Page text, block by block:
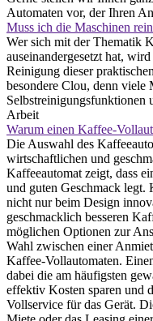
Automaten vor, der Ihren
Muss ich die Maschinen
Wer sich mit der Thematik
auseinandergesetzt hat,
Reinigung dieser
besondere Clou, denn viele
Selbstreinigungsfunktionen
Arbeit
Warum einen Kaffee-
Die Auswahl des
wirtschaftlichen und
Kaffeeautomat zeigt, dass
und guten Geschmack legt.
nicht nur beim Design
geschmacklich besseren
möglichen Optionen zur
Wahl zwischen einer
Kaffee-Vollautomaten.
dabei die am häufigsten
effektiv Kosten sparen und
Vollservice für das Gerät.